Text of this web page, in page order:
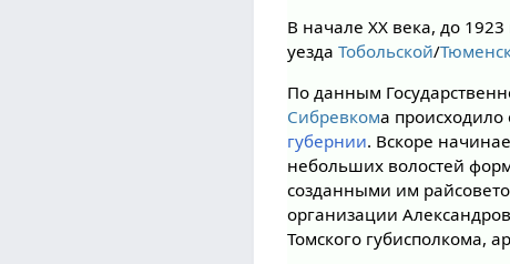
В начале XX века, до
уездаТобольской/
По данным
Сибревкома происходило
губернии. Вскоре
небольших волостей
созданными им
организации
Томского губисполкома,